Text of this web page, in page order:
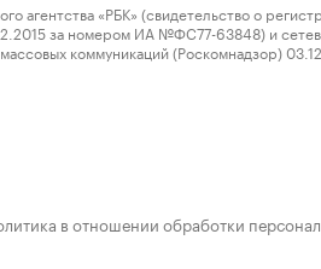
«РБК» (свидетельство о
за номером ИА №ФС77-63848) и
коммуникаций (Роскомнадзор)
в отношении обработки